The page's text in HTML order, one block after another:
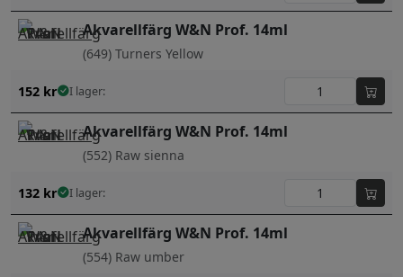
Akvarellfärg W&N Prof. 14ml
(649) Turners Yellow
152 kr I lager:
Akvarellfärg W&N Prof. 14ml
(552) Raw sienna
132 kr I lager:
Akvarellfärg W&N Prof. 14ml
(554) Raw umber